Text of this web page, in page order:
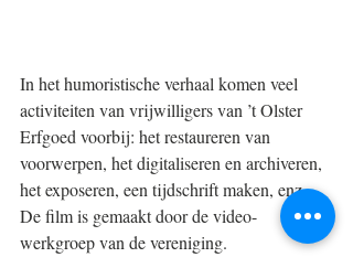
In het humoristische verhaal komen veel
activiteiten van vrijwilligers van ’t Olster
Erfgoed voorbij: het restaureren van
voorwerpen, het digitaliseren en archiveren,
het exposeren, een tijdschrift maken, enz.
De film is gemaakt door de video-
werkgroep van de vereniging.